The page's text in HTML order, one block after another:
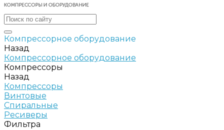
Компрессорное оборудование
Назад
Компрессорное оборудование
Компрессоры
Назад
Компрессоры
Винтовые
Спиральные
Ресиверы
Фильтра